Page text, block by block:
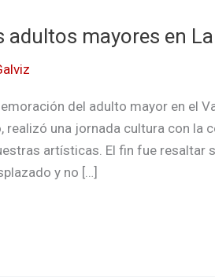
adultos mayores en
del adulto mayor en el
realizó una jornada cultura con la
artísticas. El fin fue resaltar
y no […]